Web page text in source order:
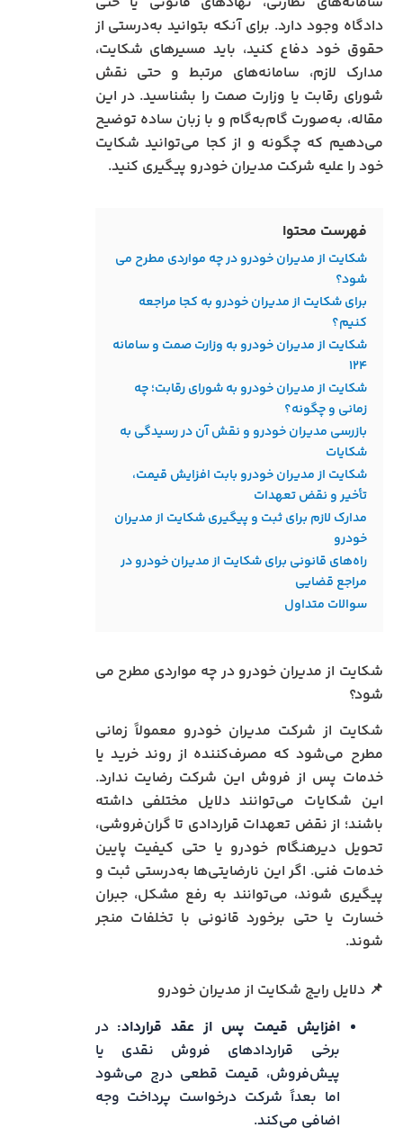
دادگاه وجود دارد. برای آنکه بتوانید به‌درستی از
حقوق خود دفاع کنید، باید مسیرهای شکایت،
مدارک لازم، سامانه‌های مرتبط و حتی نقش
شورای رقابت یا وزارت صمت را بشناسید. در این
مقاله، به‌صورت گام‌به‌گام و با زبان ساده توضیح
می‌دهیم که چگونه و از کجا می‌توانید شکایت
خود را علیه شرکت مدیران خودرو پیگیری کنید.
فهرست محتوا
شکایت از مدیران خودرو در چه مواردی مطرح می
شود؟
برای شکایت از مدیران خودرو به کجا مراجعه
کنیم؟
شکایت از مدیران خودرو به وزارت صمت و سامانه
۱۲۴
شکایت از مدیران خودرو به شورای رقابت؛ چه
زمانی و چگونه؟
بازرسی مدیران خودرو و نقش آن در رسیدگی به
شکایات
شکایت از مدیران خودرو بابت افزایش قیمت،
تأخیر و نقض تعهدات
مدارک لازم برای ثبت و پیگیری شکایت از مدیران
خودرو
راه‌های قانونی برای شکایت از مدیران خودرو در
مراجع قضایی
سوالات متداول
شکایت از مدیران خودرو در چه مواردی مطرح می
شود؟
شکایت از شرکت مدیران خودرو معمولاً زمانی
مطرح می‌شود که مصرف‌کننده از روند خرید یا
خدمات پس از فروش این شرکت رضایت ندارد.
این شکایات می‌توانند دلایل مختلفی داشته
باشند؛ از نقض تعهدات قراردادی تا گران‌فروشی،
تحویل دیرهنگام خودرو یا حتی کیفیت پایین
خدمات فنی. اگر این نارضایتی‌ها به‌درستی ثبت و
پیگیری شوند، می‌توانند به رفع مشکل، جبران
خسارت یا حتی برخورد قانونی با تخلفات منجر
شوند.
📌 دلایل رایج شکایت از مدیران خودرو
افزایش قیمت پس از عقد قرارداد: در
برخی قراردادهای فروش نقدی یا
پیش‌فروش، قیمت قطعی درج می‌شود
اما بعداً شرکت درخواست پرداخت وجه
اضافی می‌کند.